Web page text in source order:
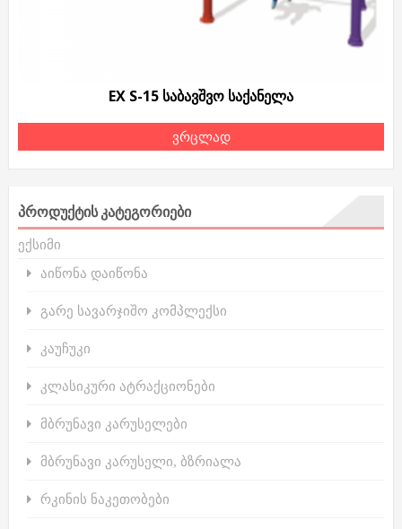
EX S-15 საბავშვო საქანელა
ვრცლად
ᲞᲠᲝᲓᲣᲥᲢᲘᲡ ᲙᲐᲢᲔᲒᲝᲠᲘᲔᲑᲘ
ექსიმი
აიწონა დაიწონა
გარე სავარჯიშო კომპლექსი
კაუჩუკი
კლასიკური ატრაქციონები
მბრუნავი კარუსელები
მბრუნავი კარუსელი, ბზრიალა
რკინის ნაკეთობები